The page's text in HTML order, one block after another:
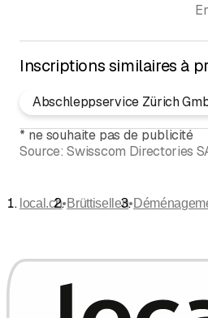
Inscriptions similaires à
Abschleppservice Zürich
* ne souhaite pas de publicité
Source: Swisscom Directories
local.ch•Brüttisellen•